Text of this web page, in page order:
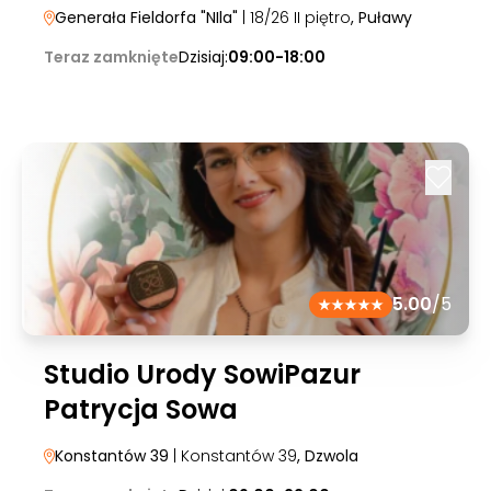
Generała Fieldorfa "NIla" | 18/26 II piętro, Puławy
Teraz zamknięteDzisiaj:09:00-18:00
5.00/5
Studio Urody SowiPazur
Patrycja Sowa
Konstantów 39 | Konstantów 39, Dzwola